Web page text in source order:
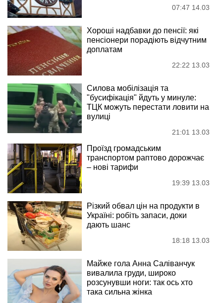
07:47 14.03
Хороші надбавки до пенсії: які
пенсіонери порадіють відчутним
доплатам
22:22 13.03
Силова мобілізація та
"бусифікація" йдуть у минуле:
ТЦК можуть перестати ловити на
вулиці
21:01 13.03
Проїзд громадським
транспортом раптово дорожчає
– нові тарифи
19:39 13.03
Різкий обвал цін на продукти в
Україні: робіть запаси, доки
дають шанс
18:18 13.03
Майже гола Анна Саліванчук
вивалила груди, широко
розсунувши ноги: так ось хто
така сильна жінка